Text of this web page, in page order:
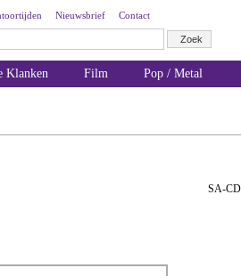
Nieuwsbrief Contact
Klanken Film Pop / Metal
SA-CD